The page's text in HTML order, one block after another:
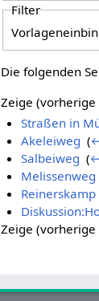
Filter
Die folgenden
Zeige
Straßen in
Akeleiweg (
Salbeiweg (
Melissenweg
Reinerskamp‎
Zeige